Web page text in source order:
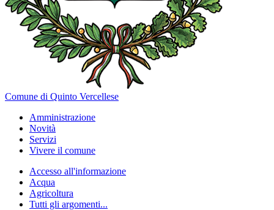
Comune di Quinto Vercellese
Amministrazione
Novità
Servizi
Vivere il comune
Accesso all'informazione
Acqua
Agricoltura
Tutti gli argomenti...